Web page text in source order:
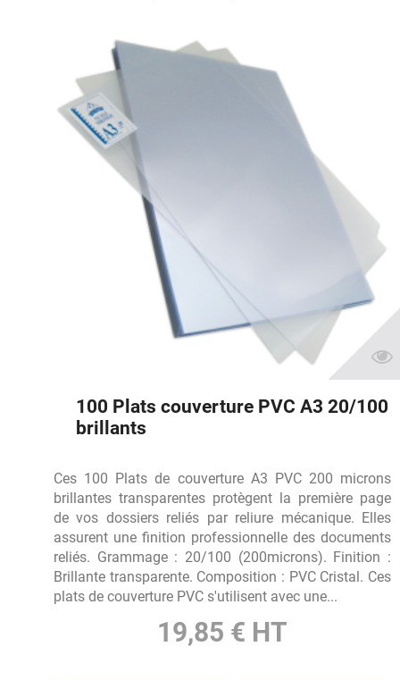
100 Plats couverture PVC A3 20/100
brillants
Ces 100 Plats de couverture A3 PVC 200 microns
brillantes transparentes protègent la première page
de vos dossiers reliés par reliure mécanique. Elles
assurent une finition professionnelle des documents
reliés. Grammage : 20/100 (200microns). Finition :
Brillante transparente. Composition : PVC Cristal. Ces
plats de couverture PVC s'utilisent avec une...
19,85 € HT